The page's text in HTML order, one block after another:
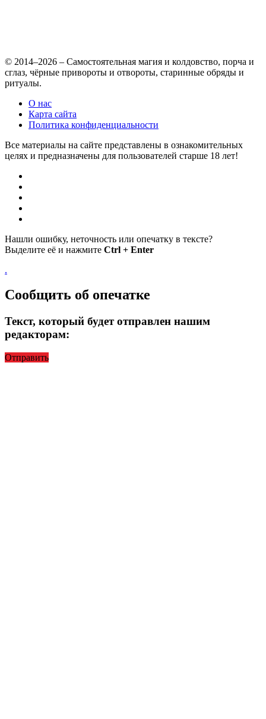
© 2014–2026 – Самостоятельная магия и колдовство, порча и
сглаз, чёрные привороты и отвороты, старинные обряды и
ритуалы.
О нас
Карта сайта
Политика конфиденциальности
Все материалы на сайте представлены в ознакомительных
целях и предназначены для пользователей старше 18 лет!
Нашли ошибку, неточность или опечатку в тексте?
Выделите её и нажмите Ctrl + Enter
.
Сообщить об опечатке
Текст, который будет отправлен нашим
редакторам:
Отправить